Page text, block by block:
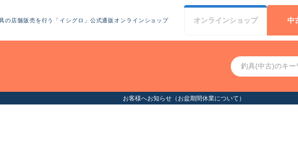
の店舗販売を行う「イシグロ」公式通販オンラインショップ オンラインショップ 中
お客様へお知らせ（お盆期間休業について）